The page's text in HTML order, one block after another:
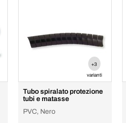
+3
varianti
Tubo spiralato protezione
tubi e matasse
PVC, Nero